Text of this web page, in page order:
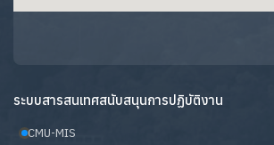
ระบบสารสนเทศสนับสนุนการปฏิบัติงาน
CMU-MIS